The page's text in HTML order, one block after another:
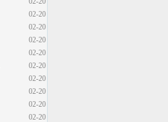
02-20
02-20
02-20
02-20
02-20
02-20
02-20
02-20
02-20